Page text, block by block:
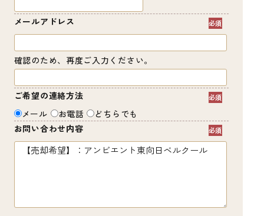
メールアドレス
確認のため、再度ご入力ください。
ご希望の連絡方法
メール
お電話
どちらでも
お問い合わせ内容